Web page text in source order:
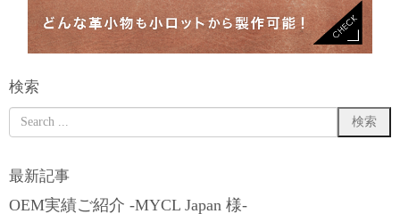
検索
最新記事
OEM実績ご紹介 -MYCL Japan 様-